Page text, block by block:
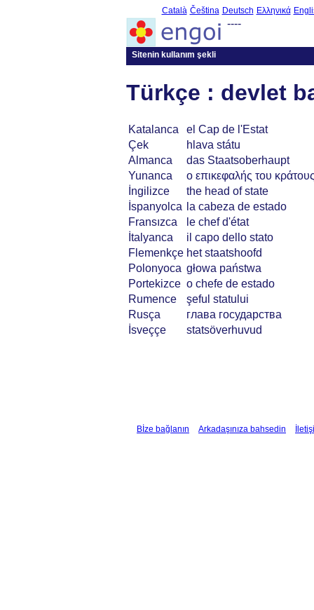
Català Čeština Deutsch Ελληνικά
----
Sitenin kullanım şekli
Türkçe : devlet
Katalanca
el Cap de l'Estat
Çek
hlava státu
Almanca
das Staatsoberhaupt
Yunanca
ο επικεφαλής του
İngilizce
the head of state
İspanyolca
la cabeza de estado
Fransızca
le chef d'état
İtalyanca
il capo dello stato
Flemenkçe het staatshoofd
Polonyoca głowa państwa
Portekizce o chefe de estado
Rumence
şeful statului
Rusça
глава государства
İsveççe
statsöverhuvud
Bİze bağlanın Arkadaşınıza bahsedin